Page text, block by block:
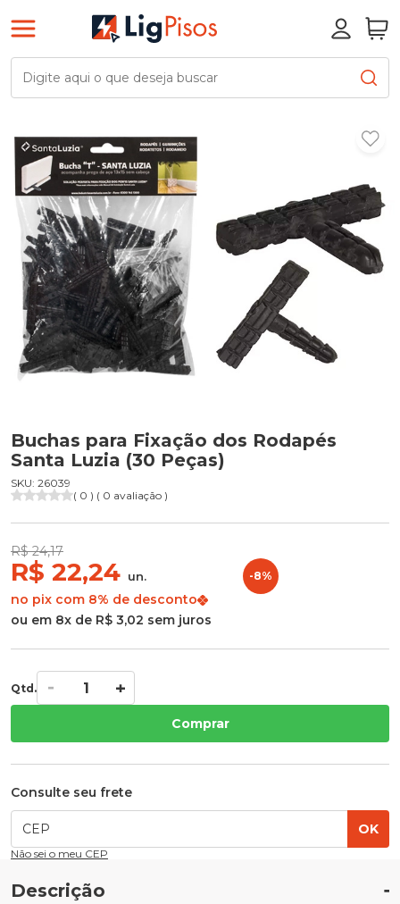
Buchas para Fixação dos Rodapés
Santa Luzia (30 Peças)
SKU: 26039
( 0 ) ( 0 avaliação )
R$ 24,17
R$ 22,24 un.
no pix com 8% de desconto
-8%
ou em 8x de R$ 3,02 sem juros
Qtd.
Comprar
Consulte seu frete
OK
Não sei o meu CEP
Descrição